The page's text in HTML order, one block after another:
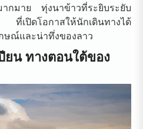
ากมาย ทุ่งนาข้าวที่ระยิบระยับ
เปิดโอกาสให้นักเดินทางได้
ษณ์และน่าทึ่งของลาว
ยน ทางตอนใต้ของ